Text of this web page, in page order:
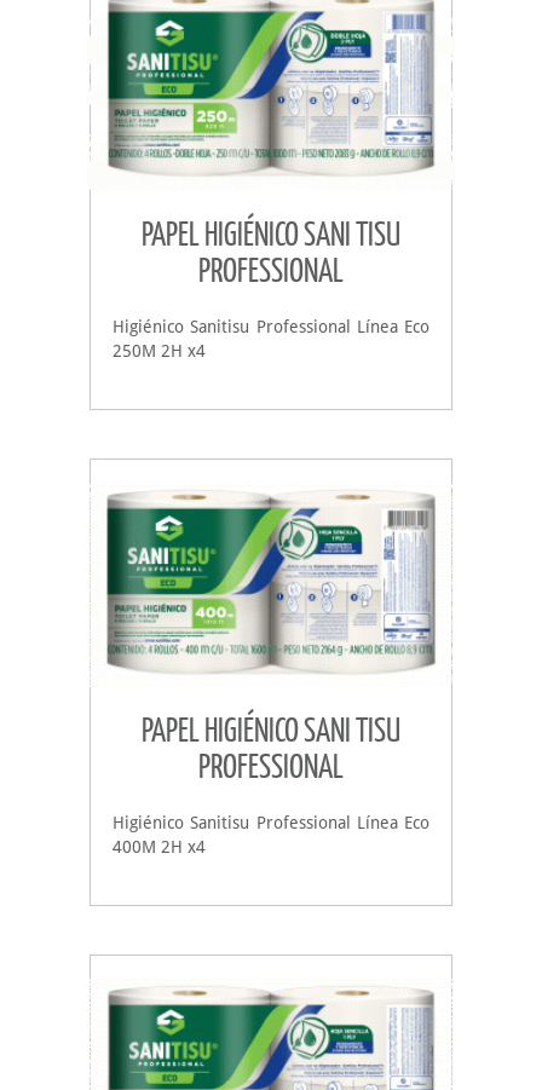
PAPEL HIGIÉNICO SANI TISU
PROFESSIONAL
Higiénico Sanitisu Professional Línea Eco
250M 2H x4
PAPEL HIGIÉNICO SANI TISU
PROFESSIONAL
Higiénico Sanitisu Professional Línea Eco
400M 2H x4